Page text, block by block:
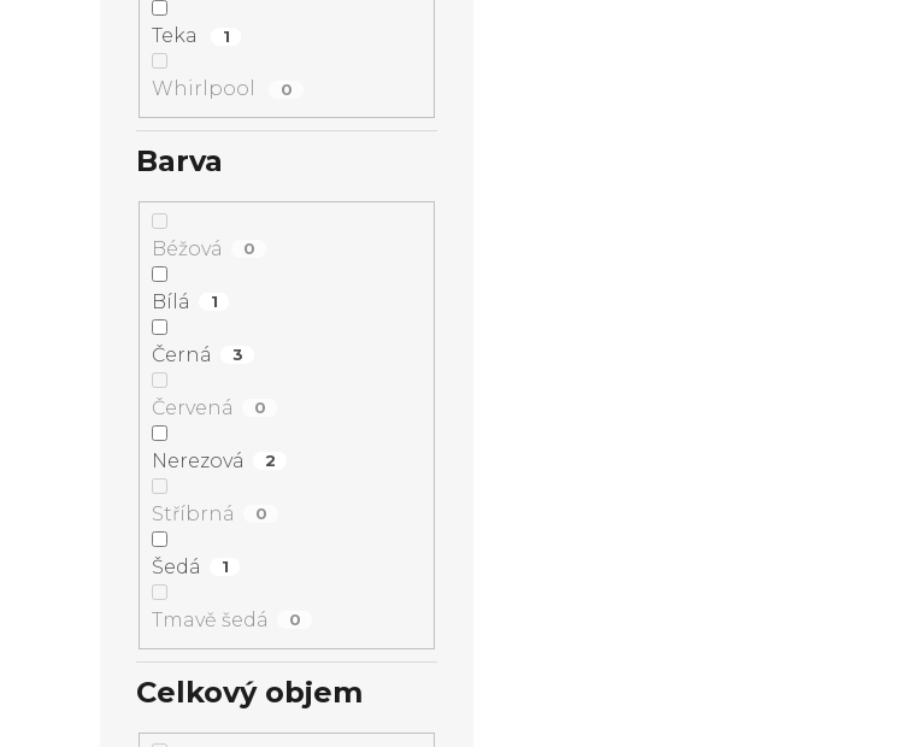
Teka 1
Whirlpool 0
Barva
Béžová 0
Bílá 1
Černá 3
Červená 0
Nerezová 2
Stříbrná 0
Šedá 1
Tmavě šedá 0
Celkový objem